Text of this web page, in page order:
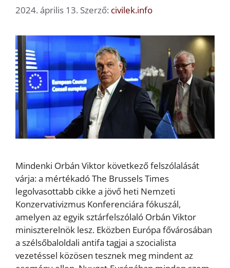
2024. április 13. Szerző: civilek.info
Mindenki Orbán Viktor következő felszólalását
várja: a mértékadó The Brussels Times
legolvasottabb cikke a jövő heti Nemzeti
Konzervativizmus Konferenciára fókuszál,
amelyen az egyik sztárfelszólaló Orbán Viktor
miniszterelnök lesz. Eközben Európa fővárosában
a szélsőbaloldali antifa tagjai a szocialista
vezetéssel közösen tesznek meg mindent az